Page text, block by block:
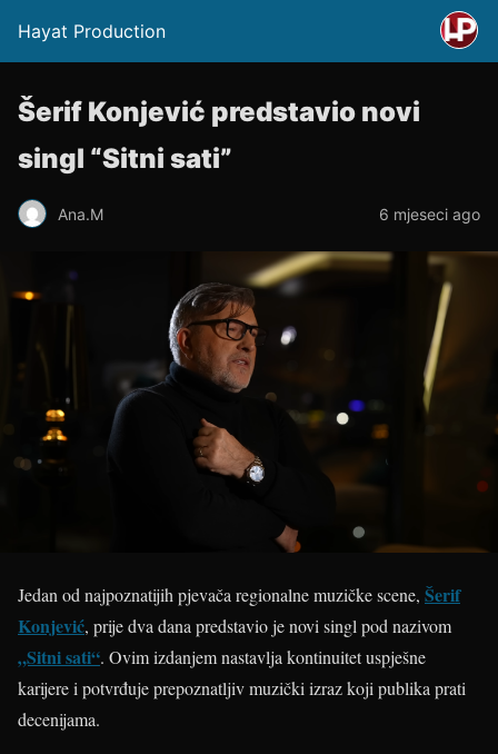
Hayat Production
Šerif Konjević predstavio novi
singl “Sitni sati”
Ana.M 6 mjeseci ago
Jedan od najpoznatijih pjevača regionalne muzičke scene, Šerif
Konjević, prije dva dana predstavio je novi singl pod nazivom
„Sitni sati“. Ovim izdanjem nastavlja kontinuitet uspješne
karijere i potvrđuje prepoznatljiv muzički izraz koji publika prati
decenijama.